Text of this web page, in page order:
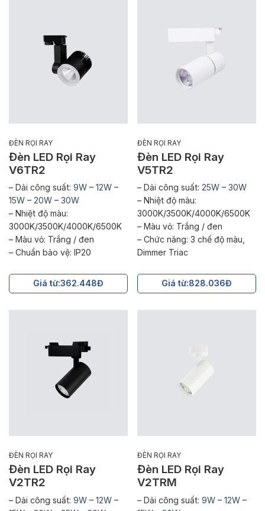
ĐÈN RỌI RAY
Đèn LED Rọi Ray
V6TR2
– Dải công suất: 9W – 12W –
15W – 20W – 30W
– Nhiệt độ màu:
3000K/3500K/4000K/6500K
– Màu vỏ: Trắng / đen
– Chuẩn bảo vệ: IP20
Giá từ:362.448Đ
ĐÈN RỌI RAY
Đèn LED Rọi Ray
V5TR2
– Dải công suất: 25W– 30W
– Nhiệt độ màu:
3000K/3500K/4000K/6500K
– Màu vỏ: Trắng / đen
– Chức năng: 3 chế độ màu,
Dimmer Triac
Giá từ:828.036Đ
ĐÈN RỌI RAY
Đèn LED Rọi Ray
V2TR2
– Dải công suất: 9W – 12W –
ĐÈN RỌI RAY
Đèn LED Rọi Ray
V2TRM
– Dải công suất: 9W– 12W–